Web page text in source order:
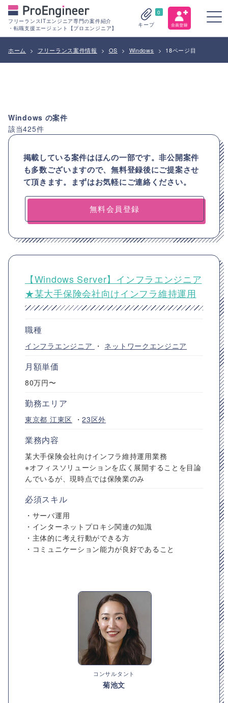
フリーランスITエンジニア専門の案件紹介
・転職支援エージェント【プロエンジニア】
0
キープ
ホーム > フリーランス案件情報 > OS > Windows > 18ページ目
Windows の案件
該当425件
掲載している案件はほんの一部です。非公開案件
も多数ございますので、無料登録後にご提案させ
て頂きます。まずはお気軽にご連絡ください。
無料会員登録
【Windows Server】インフラエンジニア
★某大手保険会社向けインフラ維持運用
職種
インフラエンジニア ・ ネットワークエンジニア
月額単価
80万円〜
勤務エリア
東京都 江東区 ・23区外
業務内容
某大手保険会社向けインフラ維持運用業務
※オフィスソリューションを広く展開することを目論
んでいるが、現時点では保険業のみ
必須スキル
・サーバ運用
・インターネットプロキシ関連の知識
・主体的に考え行動ができる方
・コミュニケーション能力が良好であること
コンサルタント
菊池文